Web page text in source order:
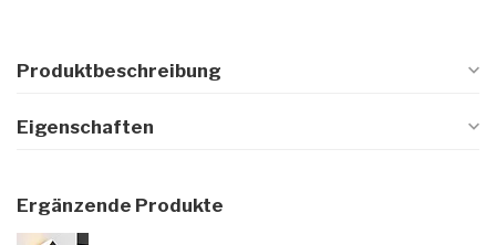
Produktbeschreibung
Eigenschaften
Ergänzende Produkte